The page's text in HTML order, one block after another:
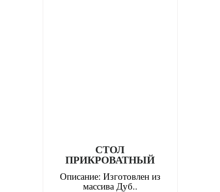
СТОЛ
ПРИКРОВАТНЫЙ
Описание: Изготовлен из
массива Дуб..